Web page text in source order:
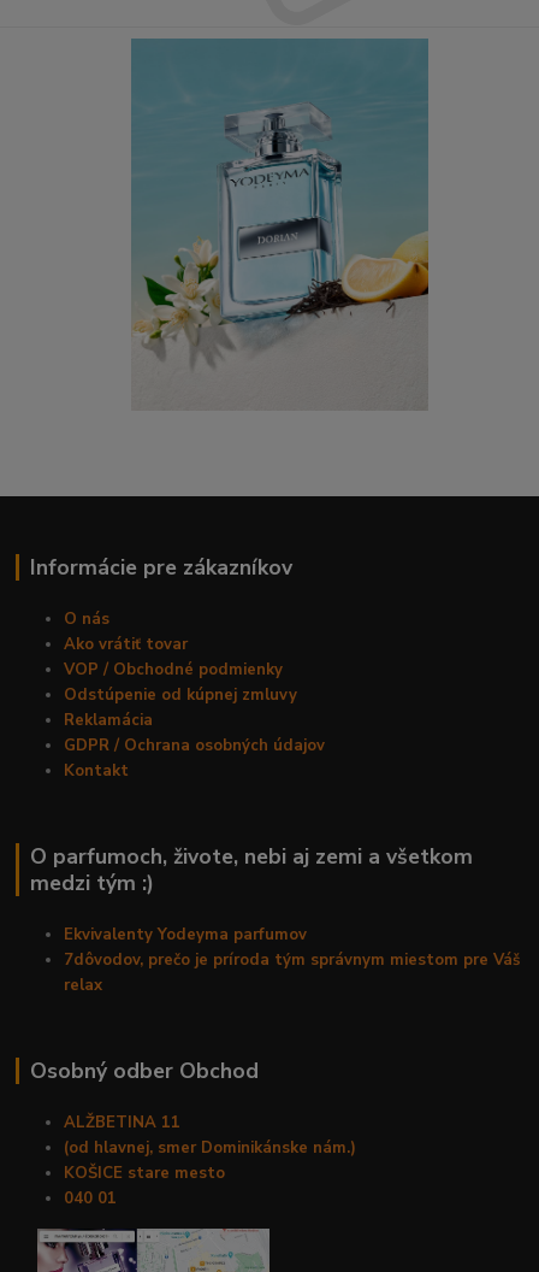
Informácie pre zákazníkov
O nás
Ako vrátiť tovar
VOP / Obchodné podmienky
Odstúpenie od kúpnej zmluvy
Reklamácia
GDPR / Ochrana osobných údajov
Kontakt
O parfumoch, živote, nebi aj zemi a všetkom
medzi tým :)
Ekvivalenty Yodeyma parfumov
7dôvodov, prečo je príroda tým správnym miestom pre Váš
relax
Osobný odber Obchod
ALŽBETINA 11
(od hlavnej, smer Dominikánske nám.)
KOŠICE stare mesto
040 01